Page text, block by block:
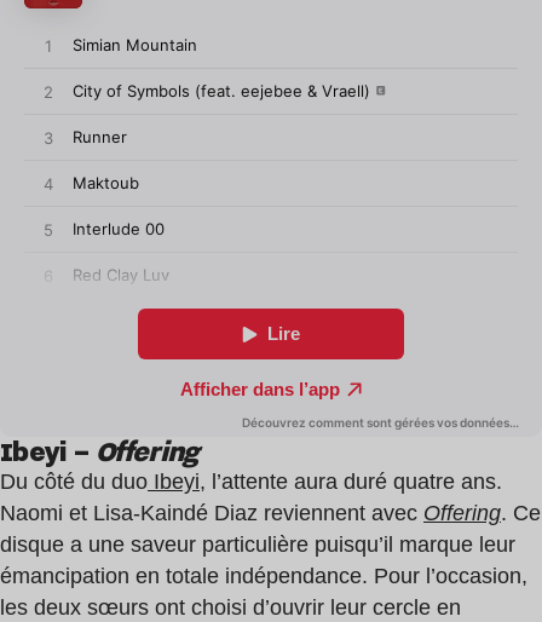
Ibeyi – Offering
Du côté du duo Ibeyi, l’attente aura duré quatre ans.
Naomi et Lisa-Kaindé Diaz reviennent avec Offering. Ce
disque a une saveur particulière puisqu’il marque leur
émancipation en totale indépendance. Pour l’occasion,
les deux sœurs ont choisi d’ouvrir leur cercle en